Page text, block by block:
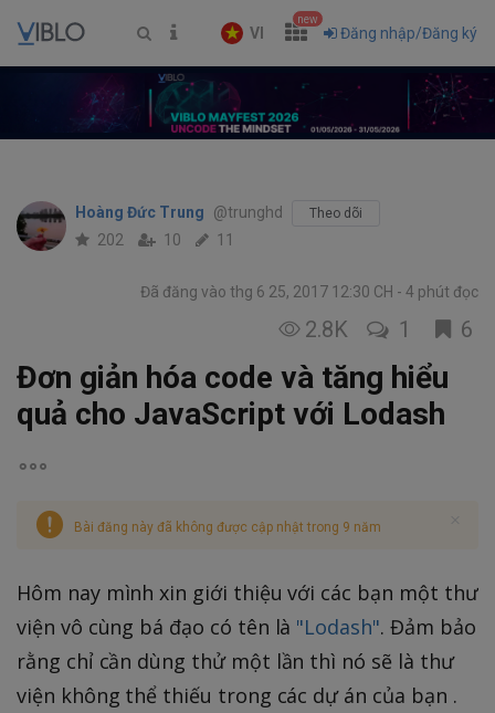
VI
new
Đăng nhập/Đăng ký
Hoàng Đức Trung @trunghd Theo dõi
202 10 11
Đã đăng vào thg 6 25, 2017 12:30 CH 4 phút đọc
2.8K 1 6
Đơn giản hóa code và tăng hiểu
quả cho JavaScript với Lodash
Bài đăng này đã không được cập nhật trong 9 năm
Hôm nay mình xin giới thiệu với các bạn một thư
viện vô cùng bá đạo có tên là "Lodash". Đảm bảo
rằng chỉ cần dùng thử một lần thì nó sẽ là thư
viện không thể thiếu trong các dự án của bạn .